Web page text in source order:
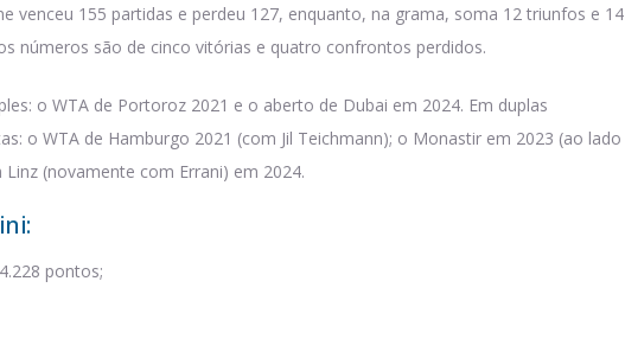
venceu 155 partidas e perdeu 127, enquanto, na grama, soma 12 triunfos e 14
números são de cinco vitórias e quatro confrontos perdidos.
o WTA de Portoroz 2021 e o aberto de Dubai em 2024. Em duplas
o WTA de Hamburgo 2021 (com Jil Teichmann); o Monastir em 2023 (ao lado
(novamente com Errani) em 2024.
pontos;